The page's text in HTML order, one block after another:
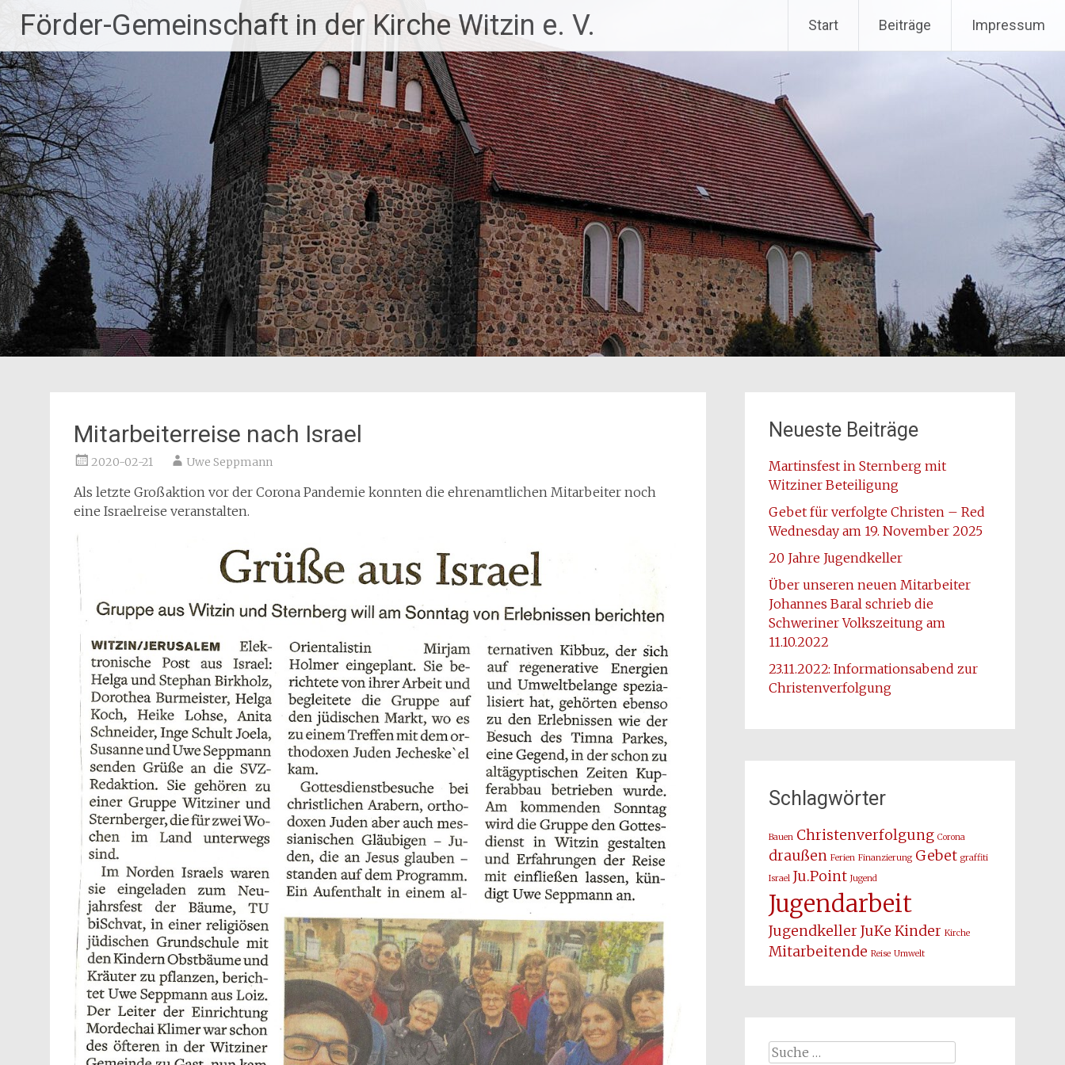
Inhalt
springen
Förder-Gemeinschaft in der Kirche Witzin e. V. Start Beiträge Impressum
Mitarbeiterreise nach Israel
2020-02-21 Uwe Seppmann
Als letzte Großaktion vor der Corona Pandemie konnten die ehrenamtlichen Mitarbeiter noch
eine Israelreise veranstalten.
Neueste Beiträge
Martinsfest in Sternberg mit
Witziner Beteiligung
Gebet für verfolgte Christen – Red
Wednesday am 19. November 2025
20 Jahre Jugendkeller
Über unseren neuen Mitarbeiter
Johannes Baral schrieb die
Schweriner Volkszeitung am
11.10.2022
23.11.2022: Informationsabend zur
Christenverfolgung
Schlagwörter
Bauen Christenverfolgung Corona
draußen Ferien Finanzierung Gebet graffiti
Israel Ju.Point Jugend
Jugendarbeit
Jugendkeller JuKe Kinder Kirche
Mitarbeitende Reise Umwelt
Suche